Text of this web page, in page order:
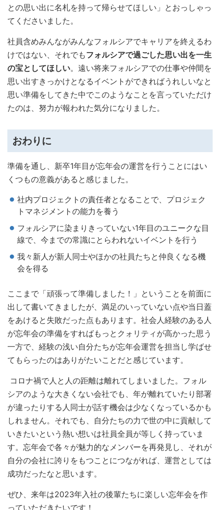
との思い出に名札を持って帰らせてほしい」とおっしゃっ
てくださいました。
社員含めみんながみんなフォルシアでキャリアを終えるわ
けではない、それでもフォルシアで過ごした思い出を一生
の宝としてほしい。遠い将来フォルシアでの仕事や仲間を
思い出すきっかけとなるイベントができればうれしいなと
思い準備をしてきた中でこのようなことを言っていただけ
たのは、努力が報われた気分になりました。
おわりに
準備を通し、新卒1年目が忘年会の運営を行うことにはい
くつもの意義があると感じました。
社内プロジェクトの責任者となることで、プロジェク
トマネジメントの能力を養う
フォルシアに染まりきっていない1年目のユニークな目
線で、今までの常識にとらわれないイベントを行う
我々新人が新人同士やほかの社員たちと仲良くなる機
会を得る
ここまで「頑張って準備しました！」ということを前面に
出して書いてきましたが、満足のいっていない点や当日蓋
をあけると失敗だった点もあります。社会人経験のある人
が忘年会の準備をすればもっとクォリティが高かった思う
一方で、経験の浅い自分たちが忘年会運営を担当し学ばせ
てもらったのはありがたいことだと感じています。
コロナ禍で人と人の距離は離れてしまいました。フォル
シアのような大きくない会社でも、年が離れていたり部署
が違ったりする人同士が話す機会は少なくなっているかも
しれません。それでも、自分たちの力で世の中に貢献して
いきたいという熱い想いは社員全員が等しく持っていま
す。忘年会で各々が魅力的なメンバーを再発見し、それが
自分の会社に誇りをもつことにつながれば、運営としては
成功だったなと思います。
ぜひ、来年は2023年入社の後輩たちに楽しい忘年会を作
っていただきたいです！